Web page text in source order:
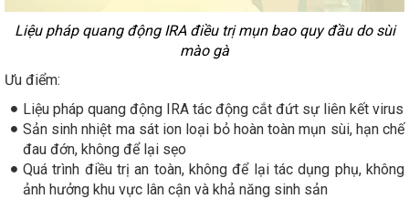
Liệu pháp quang động IRA điều trị mụn bao quy đầu do sùi
mào gà
Ưu điểm:
Liệu pháp quang động IRA tác động cắt đứt sự liên kết virus
Sản sinh nhiệt ma sát ion loại bỏ hoàn toàn mụn sùi, hạn chế
đau đớn, không để lại sẹo
Quá trình điều trị an toàn, không để lại tác dụng phụ, không
ảnh hưởng khu vực lân cận và khả năng sinh sản